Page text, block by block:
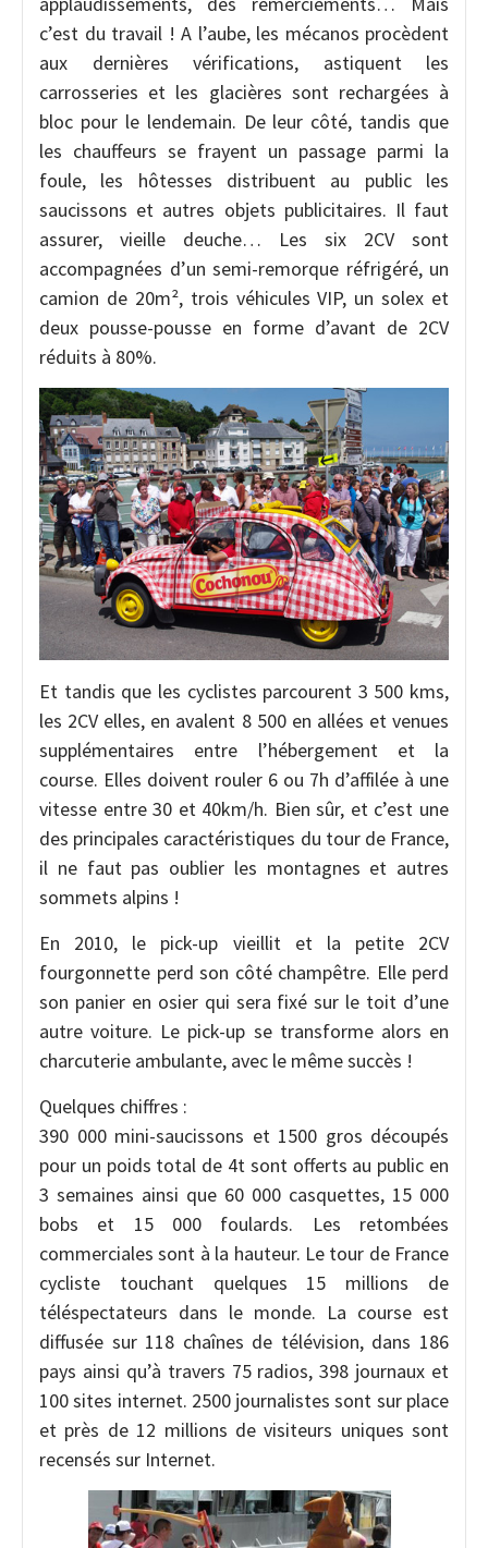
c’est du travail ! A l’aube, les mécanos procèdent
aux dernières vérifications, astiquent les
carrosseries et les glacières sont rechargées à
bloc pour le lendemain. De leur côté, tandis que
les chauffeurs se frayent un passage parmi la
foule, les hôtesses distribuent au public les
saucissons et autres objets publicitaires. Il faut
assurer, vieille deuche… Les six 2CV sont
accompagnées d’un semi-remorque réfrigéré, un
camion de 20m², trois véhicules VIP, un solex et
deux pousse-pousse en forme d’avant de 2CV
réduits à 80%.
Et tandis que les cyclistes parcourent 3 500 kms,
les 2CV elles, en avalent 8 500 en allées et venues
supplémentaires entre l’hébergement et la
course. Elles doivent rouler 6 ou 7h d’affilée à une
vitesse entre 30 et 40km/h. Bien sûr, et c’est une
des principales caractéristiques du tour de France,
il ne faut pas oublier les montagnes et autres
sommets alpins !
En 2010, le pick-up vieillit et la petite 2CV
fourgonnette perd son côté champêtre. Elle perd
son panier en osier qui sera fixé sur le toit d’une
autre voiture. Le pick-up se transforme alors en
charcuterie ambulante, avec le même succès !
Quelques chiffres :
390 000 mini-saucissons et 1500 gros découpés
pour un poids total de 4t sont offerts au public en
3 semaines ainsi que 60 000 casquettes, 15 000
bobs et 15 000 foulards. Les retombées
commerciales sont à la hauteur. Le tour de France
cycliste touchant quelques 15 millions de
téléspectateurs dans le monde. La course est
diffusée sur 118 chaînes de télévision, dans 186
pays ainsi qu’à travers 75 radios, 398 journaux et
100 sites internet. 2500 journalistes sont sur place
et près de 12 millions de visiteurs uniques sont
recensés sur Internet.